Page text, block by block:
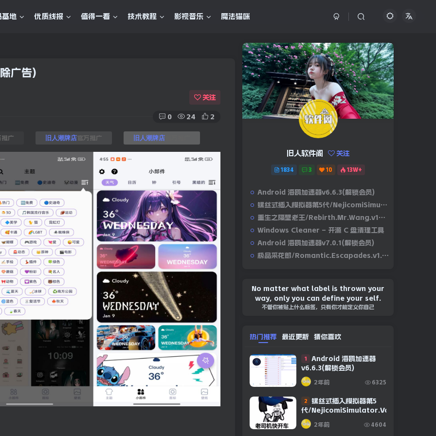
基地 优质线报 值得一看 技术教程 影视音乐 魔法猫咪
广告)
关注
0 24 2
广 旧人潮牌店官方推广 旧人潮牌店官方推广
旧人软件阁 关注
1834 3 10 13W+
Android 海鸥加速器v6.6.3(解锁会员)
螺丝式插入模拟器第5代/NejicomiSimulator.Vol.5.v1.0.2
重生之隔壁老王/Rebirth.Mr.Wang.v10032020
Windows Cleaner – 开源 C 盘清理工具
Android 海鸥加速器v7.0.1(解锁会员)
极品采花郎/Romantic.Escapades.v1.2.1
No matter what label is thrown your
way, only you can define your self.
不管你被贴上什么标签，只有你才能定义你自己
热门推荐 最近更新 猜你喜欢
1
Android 海鸥加速器
v6.6.3(解锁会员)
2年前 6325
2
螺丝式插入模拟器第5
代/NejicomiSimulator.Vol.5.v1.0.2
2年前 4604